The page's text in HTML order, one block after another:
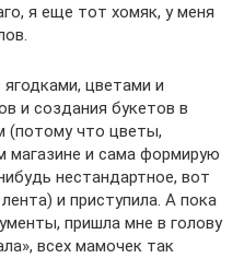
я еще тот хомяк, у меня
цветами и
и создания букетов в
(потому что цветы,
магазине и сама формирую
нестандартное, вот
и приступила. А пока
пришла мне в голову
всех мамочек так